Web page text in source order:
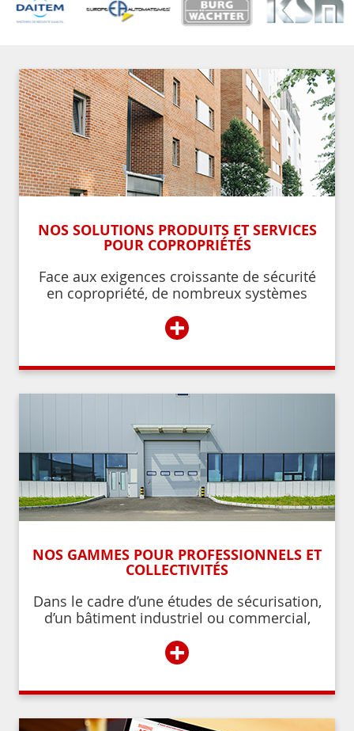
NOS SOLUTIONS PRODUITS ET SERVICES
POUR COPROPRIÉTÉS
Face aux exigences croissante de sécurité
en copropriété, de nombreux systèmes
l’accès à l’immeuble aux résidents ou aux
personnes autorisées par ces derniers.
+
NOS GAMMES POUR PROFESSIONNELS ET
COLLECTIVITÉS
Dans le cadre d’une études de sécurisation,
d’un bâtiment industriel ou commercial,
+